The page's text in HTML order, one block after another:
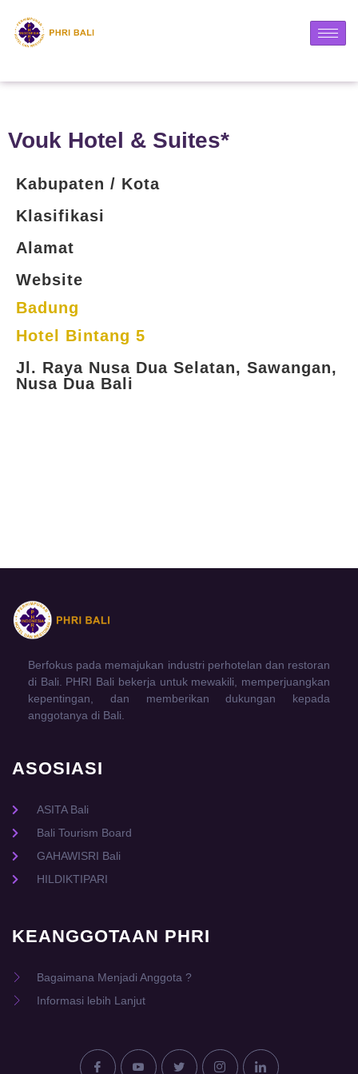
Vouk Hotel & Suites*
Kabupaten / Kota
Klasifikasi
Alamat
Website
Badung
Hotel Bintang 5
Jl. Raya Nusa Dua Selatan, Sawangan,
Nusa Dua Bali
Berfokus pada memajukan industri perhotelan dan restoran
di Bali. PHRI Bali bekerja untuk mewakili, memperjuangkan
kepentingan, dan memberikan dukungan kepada
anggotanya di Bali.
ASOSIASI
ASITA Bali
Bali Tourism Board
GAHAWISRI Bali
HILDIKTIPARI
KEANGGOTAAN PHRI
Bagaimana Menjadi Anggota ?
Informasi lebih Lanjut